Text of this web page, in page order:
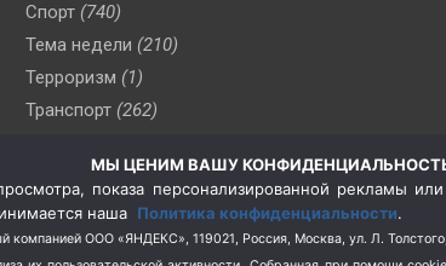
Спорт (740)
Тема недели (210)
Терроризм (1)
Транспорт (262)
(76)
Цены (2)
Школа и спорт (2)
МЫ ЦЕНИМ ВАШУ
показа персонализированной рекламы
наша Политика конфиденциальности.
компанией ООО «ЯНДЕКС», 119021, Россия, Москва, ул. Л.